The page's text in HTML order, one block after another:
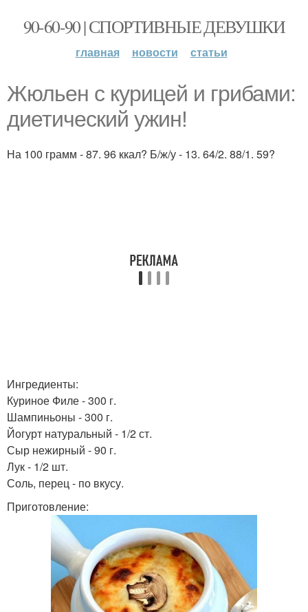
90-60-90 | СПОРТИВНЫЕ ДЕВУШКИ
главная новости статьи
Жюльен с курицей и грибами:
диетический ужин!
На 100 грамм - 87. 96 ккал? Б/ж/у - 13. 64/2. 88/1. 59?
Ингредиенты:
Куриное Филе - 300 г.
Шампиньоны - 300 г.
Йогурт натуральный - 1/2 ст.
Сыр нежирный - 90 г.
Лук - 1/2 шт.
Соль, перец - по вкусу.
Приготовление: